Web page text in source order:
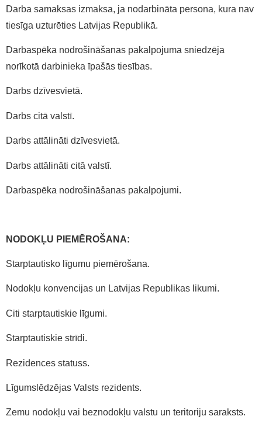
Darba samaksas izmaksa, ja nodarbināta persona, kura nav
tiesīga uzturēties Latvijas Republikā.
Darbaspēka nodrošināšanas pakalpojuma sniedzēja
norīkotā darbinieka īpašās tiesības.
Darbs dzīvesvietā.
Darbs citā valstī.
Darbs attālināti dzīvesvietā.
Darbs attālināti citā valstī.
Darbaspēka nodrošināšanas pakalpojumi.
NODOKĻU PIEMĒROŠANA:
Starptautisko līgumu piemērošana.
Nodokļu konvencijas un Latvijas Republikas likumi.
Citi starptautiskie līgumi.
Starptautiskie strīdi.
Rezidences statuss.
Līgumslēdzējas Valsts rezidents.
Zemu nodokļu vai beznodokļu valstu un teritoriju saraksts.